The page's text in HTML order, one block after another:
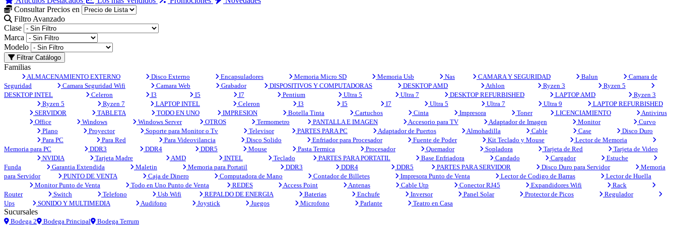
Consultar Precios en
Filtro Avanzado
Clase
Marca
Modelo
Filtrar Catálogo
Familias
ALMACENAMIENTO EXTERNO Disco Externo Encapsuladores Memoria Micro SD Memoria Usb Nas CAMARA Y SEGURIDAD Balun
Camara de
Seguridad
Camara Seguridad Wifi Camara Web Grabador DISPOSITIVOS Y COMPUTADORAS DESKTOP AMD Athlon Ryzen 3
Ryzen 5
DESKTOP INTEL
Celeron I3 I5 I7 Pentium Ultra 5 Ultra 7 DESKTOP REFURBISHED LAPTOP AMD
Ryzen 3
Ryzen 5
Ryzen 7 LAPTOP INTEL Celeron I3 I5 I7 Ultra 5 Ultra 7 Ultra 9
LAPTOP REFURBISHED
SERVIDOR
TABLETA TODO EN UNO IMPRESION Botella Tinta Cartuchos Cinta Impresora Toner LICENCIAMIENTO
Antivirus
Office
Windows Windows Server OTROS Termometro PANTALLA E IMAGEN Accesorio para TV Adaptador de Imagen Monitor
Curvo
Plano
Proyector Soporte para Monitor o Tv Televisor PARTES PARA PC Adaptador de Puertos Almohadilla Cable Case
Disco Duro
Para PC
Para Red Para Videovilancia Disco Solido Enfriador para Procesador Fuente de Poder Kit Teclado y Mouse
Lector de Memoria
Memoria para PC
DDR3 DDR4 DDR5 Mouse Pasta Termica Procesador Quemador Sopladora Tarjeta de Red
Tarjeta de Video
NVIDIA
Tarjeta Madre AMD INTEL Teclado PARTES PARA PORTATIL Base Enfriadora Candado Cargador
Estuche
Funda
Garantia Extendida Maletin Memoria para Portatil DDR3 DDR4 DDR5 PARTES PARA SERVIDOR Disco Duro para Servidor
Memoria
para Servidor
PUNTO DE VENTA Caja de Dinero Computadora de Mano Contador de Billetes Impresora Punto de Venta Lector de Codigo de Barras
Lector de Huella
Monitor Punto de Venta
Todo en Uno Punto de Venta REDES Access Point Antenas Cable Utp Conector RJ45 Expandidores Wifi
Rack
Router
Switch Telefono Usb Wifi REPALDO DE ENERGIA Baterias Enchufe Inversor Panel Solar Protector de Picos
Regulador
Ups
SONIDO Y MULTIMEDIA Audifono Joystick Juegos Microfono Parlante Teatro en Casa
Sucursales
Bodega 2 Bodega Principal Bodega Terrum